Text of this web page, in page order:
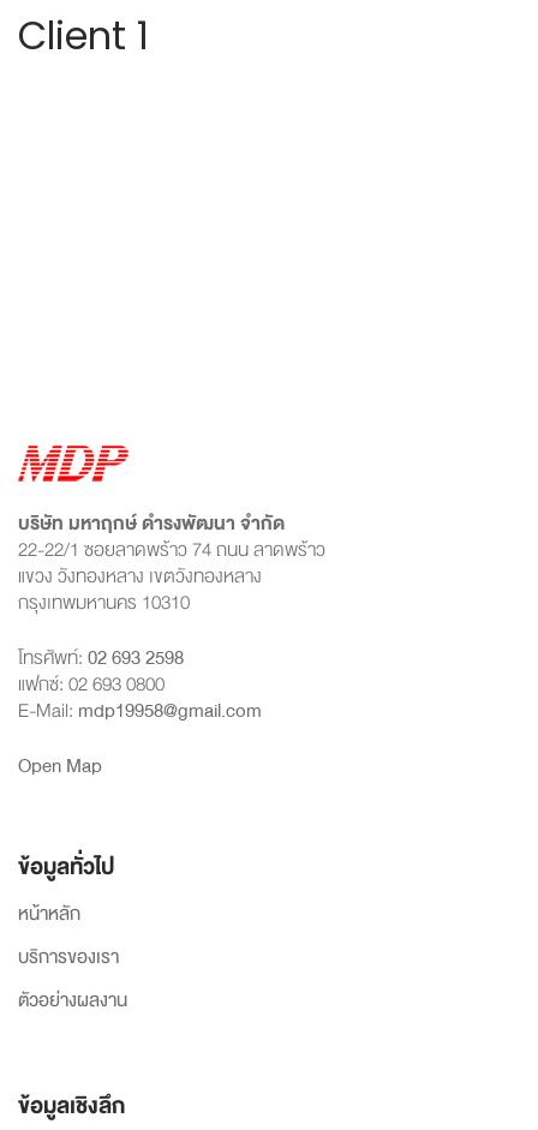
Client 1
บริษัท มหาฤกษ์ ดำรงพัฒนา จำกัด
22-22/1 ซอยลาดพร้าว 74 ถนน ลาดพร้าว
แขวง วังทองหลาง เขตวังทองหลาง
กรุงเทพมหานคร 10310
โทรศัพท์:02 693 2598
แฟกซ์: 02 693 0800
E-Mail: mdp19958@gmail.com
Open Map
ข้อมูลทั่วไป
หน้าหลัก
บริการของเรา
ตัวอย่างผลงาน
ข้อมูลเชิงลึก